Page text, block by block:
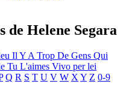
de Helene Segara
Il Y A Trop De Gens Qui
Tu L'aimes Vivo per lei
Q R S T U V W X Y Z 0-9